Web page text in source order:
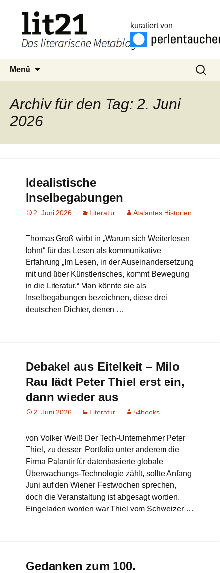
kuratiert von
Menü
Suchen
nach:
Archiv für den Tag: 2. Juni
2026
Idealistische
Inselbegabungen
2. Juni 2026 Literatur Atalantes Historien
Thomas Groß wirbt in „Warum sich Weiterlesen
lohnt“ für das Lesen als kommunikative
Erfahrung „Im Lesen, in der Auseinandersetzung
mit und über Künstlerisches, kommt Bewegung
in die Literatur.“ Man könnte sie als
Inselbegabungen bezeichnen, diese drei
deutschen Dichter, denen …
Debakel aus Eitelkeit – Milo
Rau lädt Peter Thiel erst ein,
dann wieder aus
2. Juni 2026 Literatur 54books
von Volker Weiß Der Tech-Unternehmer Peter
Thiel, zu dessen Portfolio unter anderem die
Firma Palantir für datenbasierte globale
Überwachungs-Technologie zählt, sollte Anfang
Juni auf den Wiener Festwochen sprechen,
doch die Veranstaltung ist abgesagt worden.
Eingeladen worden war Thiel vom Schweizer …
Gedanken zum 100.